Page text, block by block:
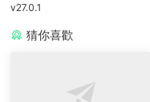
v27.0.1
猜你喜歡